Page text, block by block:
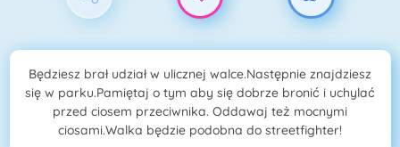
Będziesz brał udział w ulicznej walce.Następnie znajdziesz
się w parku.Pamiętaj o tym aby się dobrze bronić i uchylać
przed ciosem przeciwnika. Oddawaj też mocnymi
ciosami.Walka będzie podobna do streetfighter!